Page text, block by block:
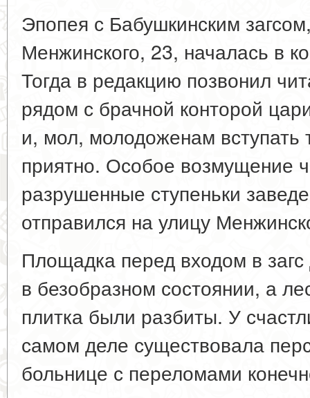
Эпопея с Бабушкинским
Менжинского, 23, началась в
Тогда в редакцию позвонил
рядом с брачной конторой
и, мол, молодоженам вступать
приятно. Особое возмущение
разрушенные ступеньки
отправился на улицу
Площадка перед входом в
в безобразном состоянии, а
плитка были разбиты. У
самом деле существовала
больнице с переломами